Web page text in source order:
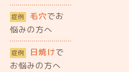
症例 毛穴でお
悩みの方へ
症例 日焼けで
お悩みの方へ